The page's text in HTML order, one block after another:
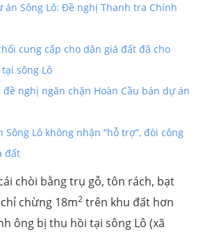
án Sông Lô: Đề nghị Thanh tra Chính
cung cấp cho dân giá đất đã cho
sông Lô
đề nghị ngăn chặn Hoàn Cầu bán dự án
Sông Lô không nhận “hỗ trợ”, đòi công
đất
chòi bằng trụ gỗ, tôn rách, bạt
chừng 18m2 trên khu đất hơn
ông bị thu hồi tại sông Lô (xã